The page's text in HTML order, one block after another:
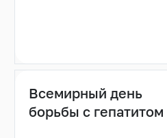
лабораторий
Всемирный день
борьбы с гепатитом